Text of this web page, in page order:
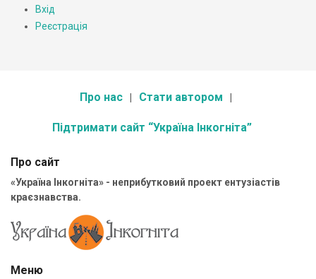
Вхід
Реєстрація
Про нас Стати автором
Підтримати сайт “Україна Інкогніта”
Про сайт
«Україна Інкогніта» - неприбутковий проект ентузіастів
краєзнавства.
Меню